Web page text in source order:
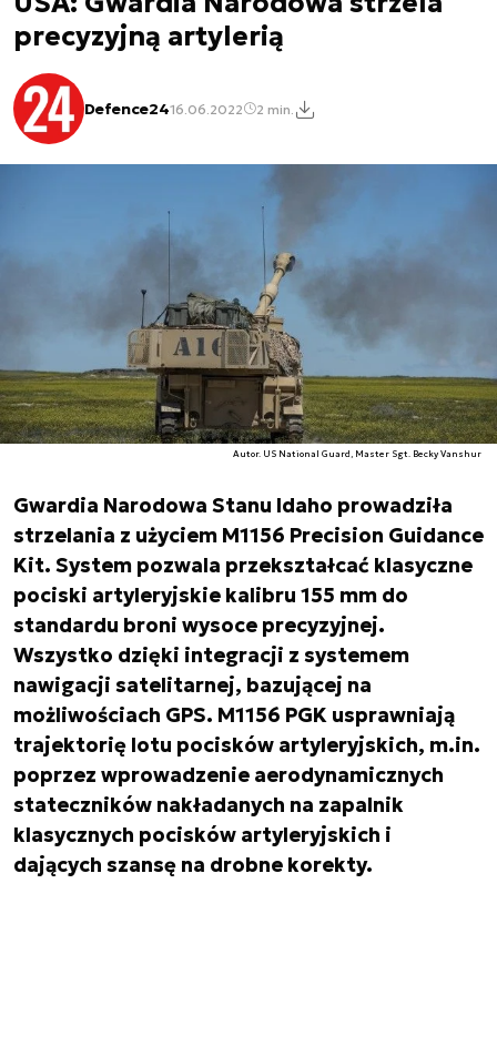
precyzyjną artylerią
Defence2416.06.2022 2 min.
Autor. US National Guard, Master Sgt. Becky Vanshur
Gwardia Narodowa Stanu Idaho prowadziła
strzelania z użyciem M1156 Precision Guidance
Kit. System pozwala przekształcać klasyczne
pociski artyleryjskie kalibru 155 mm do
standardu broni wysoce precyzyjnej.
Wszystko dzięki integracji z systemem
nawigacji satelitarnej, bazującej na
możliwościach GPS. M1156 PGK usprawniają
trajektorię lotu pocisków artyleryjskich, m.in.
poprzez wprowadzenie aerodynamicznych
stateczników nakładanych na zapalnik
klasycznych pocisków artyleryjskich i
dających szansę na drobne korekty.